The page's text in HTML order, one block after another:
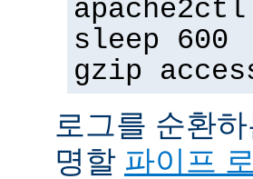
sleep 600
gzip
로그를 순환
명할 파이프